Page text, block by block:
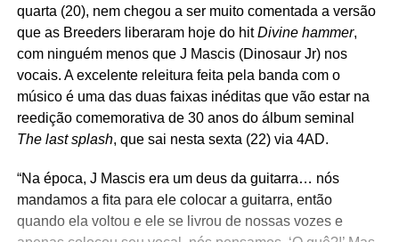
quarta (20), nem chegou a ser muito comentada a versão
que as Breeders liberaram hoje do hitDivine hammer,
com ninguém menos que J Mascis (Dinosaur Jr) nos
vocais. A excelente releitura feita pela banda com o
músico é uma das duas faixas inéditas que vão estar na
reedição comemorativa de 30 anos do álbum seminal
The last splash, que sai nesta sexta (22) via 4AD.
“Na época, J Mascis era um deus da guitarra… nós
mandamos a fita para ele colocar a guitarra, então
quando ela voltou e ele se livrou de nossas vozes e